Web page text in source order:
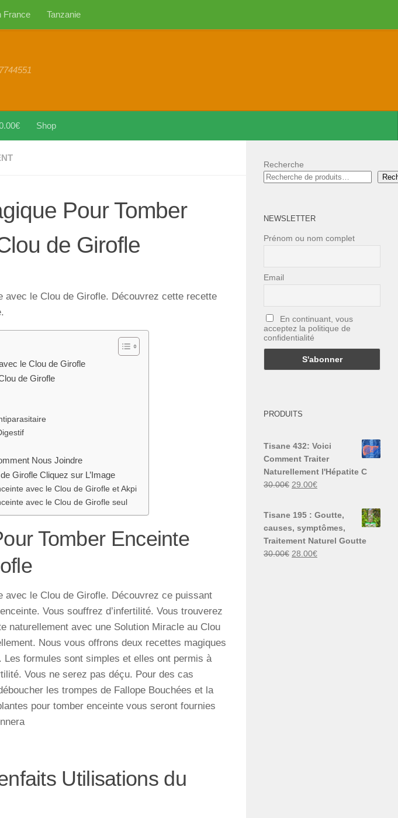
France Tanzanie
Shop
Pour Tomber
de Girofle
avec le Clou de Girofle. Découvrez cette recette
le Clou de Girofle
de Girofle
Nous Joindre
Girofle Cliquez sur L’Image
avec le Clou de Girofle et Akpi
avec le Clou de Girofle seul
Tomber Enceinte
avec le Clou de Girofle. Découvrez ce puissant
Vous souffrez d’infertilité. Vous trouverez
naturellement avec une Solution Miracle au Clou
Nous vous offrons deux recettes magiques
formules sont simples et elles ont permis à
Vous ne serez pas déçu. Pour des cas
les trompes de Fallope Bouchées et la
pour tomber enceinte vous seront fournies
Utilisations du
Recherche
NEWSLETTER
Prénom ou nom complet
Email
En continuant, vous
acceptez la politique de
confidentialité
PRODUITS
Tisane 432: Voici
Comment Traiter
Naturellement l'Hépatite C
30.00€ Le
30.00€.
29.00€Le
est :
Tisane 195 : Goutte,
causes, symptômes,
Traitement Naturel Goutte
30.00€ Le
28.00€Le